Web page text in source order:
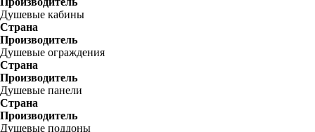
Душевые кабины
Страна
Производитель
Душевые ограждения
Страна
Производитель
Душевые панели
Страна
Производитель
Душевые поддоны